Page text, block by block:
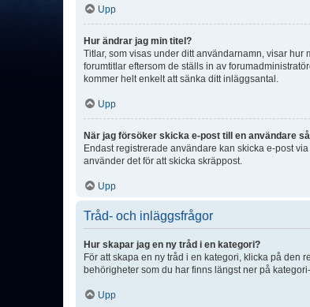
Upp
Hur ändrar jag min titel?
Titlar, som visas under ditt användarnamn, visar
forumtitlar eftersom de ställs in av
kommer helt enkelt att sänka ditt inläggsantal.
Upp
När jag försöker skicka e-post till en användare
Endast registrerade användare kan skicka e-post
använder det för att skicka skräppost.
Upp
Tråd- och inläggsfrågor
Hur skapar jag en ny tråd i en kategori?
För att skapa en ny tråd i en kategori, klicka på
behörigheter som du har finns längst ner på
Upp